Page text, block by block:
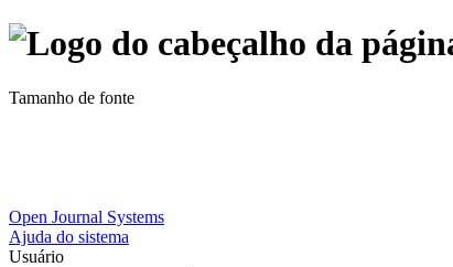
Tamanho de fonte
Open Journal Systems
Ajuda do sistema
Usuário